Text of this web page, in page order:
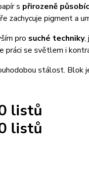
s přirozeně
zachycuje pigment a
pro suché techniky,
práci se světlem i
stálost.
listů
listů